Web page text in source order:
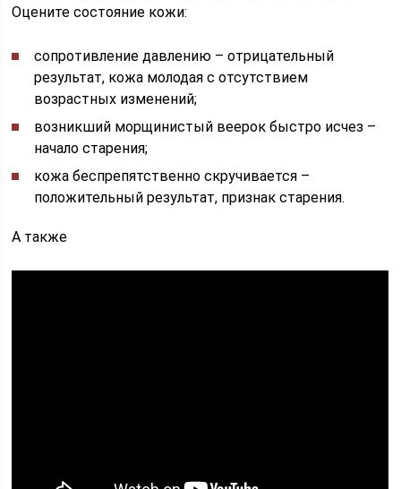
Оцените состояние кожи:
сопротивление давлению – отрицательный
результат, кожа молодая с отсутствием
возрастных изменений;
возникший морщинистый веерок быстро исчез –
начало старения;
кожа беспрепятственно скручивается –
положительный результат, признак старения.
А также